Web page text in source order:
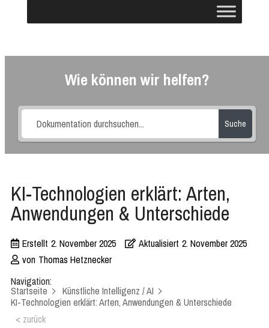
Wie können wir helfen?
Suche
KI-Technologien erklärt: Arten,
Anwendungen & Unterschiede
Erstellt 2. November 2025 Aktualisiert 2. November 2025
von Thomas Hetznecker
Navigation:
Startseite
Künstliche Intelligenz / AI
KI-Technologien erklärt: Arten, Anwendungen & Unterschiede
< zurück